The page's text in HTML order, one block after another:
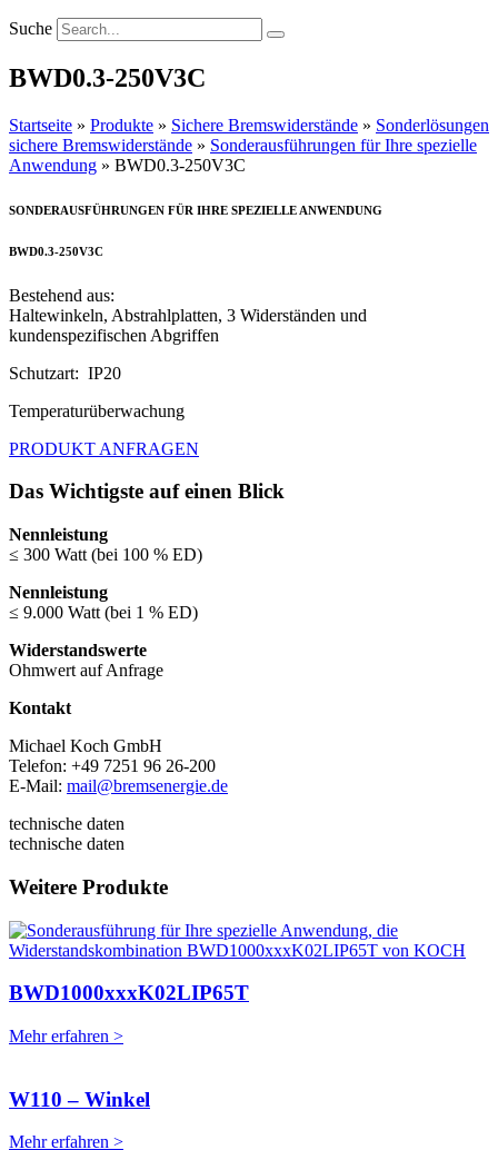
Suche
BWD0.3-250V3C
Startseite » Produkte » Sichere Bremswiderstände » Sonderlösungen
sichere Bremswiderstände » Sonderausführungen für Ihre spezielle
Anwendung » BWD0.3-250V3C
SONDERAUSFÜHRUNGEN FÜR IHRE SPEZIELLE ANWENDUNG
BWD0.3-250V3C
Bestehend aus:
Haltewinkeln, Abstrahlplatten, 3 Widerständen und
kundenspezifischen Abgriffen
Schutzart: IP20
Temperaturüberwachung
PRODUKT ANFRAGEN
Das Wichtigste auf einen Blick
Nennleistung
≤ 300 Watt (bei 100 % ED)
Nennleistung
≤ 9.000 Watt (bei 1 % ED)
Widerstandswerte
Ohmwert auf Anfrage
Kontakt
Michael Koch GmbH
Telefon: +49 7251 96 26-200
E-Mail: mail@bremsenergie.de
technische daten
technische daten
Weitere Produkte
BWD1000xxxK02LIP65T
Mehr erfahren >
W110 – Winkel
Mehr erfahren >